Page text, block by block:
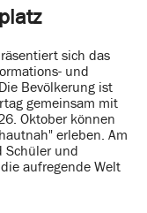
sich das
und
Bevölkerung ist
gemeinsam mit
Oktober können
erleben. Am
Schüler und
aufregende Welt